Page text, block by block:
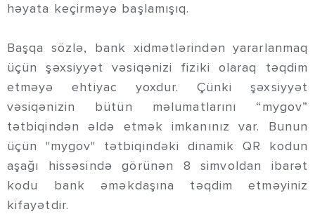
həyata keçirməyə başlamışıq.
Başqa sözlə, bank xidmətlərindən yararlanmaq
üçün şəxsiyyət vəsiqənizi fiziki olaraq təqdim
etməyə ehtiyac yoxdur. Çünki şəxsiyyət
vəsiqənizin bütün məlumatlarını “mygov”
tətbiqindən əldə etmək imkanınız var. Bunun
üçün "mygov" tətbiqindəki dinamik QR kodun
aşağı hissəsində görünən 8 simvoldan ibarət
kodu bank əməkdaşına təqdim etməyiniz
kifayətdir.